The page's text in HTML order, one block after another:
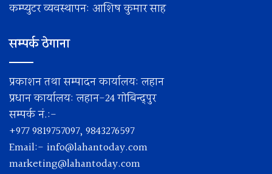
कम्प्युटर व्यवस्थापन: आशिष कुमार साह
सम्पर्क ठेगाना
प्रकाशन तथा सम्पादन कार्यालय: लहान
प्रधान कार्यालय: लहान-24 गोबिन्द्पुर
सम्पर्क नं.:-
+977 9819757097, 9843276597
Email:- info@lahantoday.com
marketing@lahantoday.com